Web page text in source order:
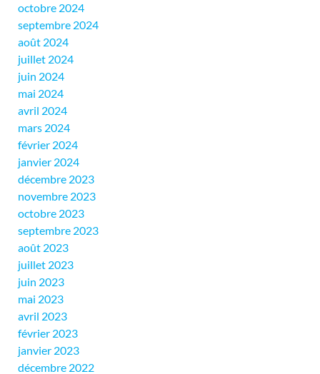
octobre 2024
septembre 2024
août 2024
juillet 2024
juin 2024
mai 2024
avril 2024
mars 2024
février 2024
janvier 2024
décembre 2023
novembre 2023
octobre 2023
septembre 2023
août 2023
juillet 2023
juin 2023
mai 2023
avril 2023
février 2023
janvier 2023
décembre 2022